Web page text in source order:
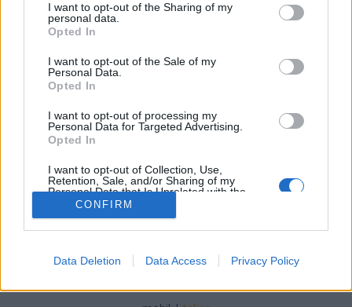
not limited to your visit or usage behaviour. You may click to
grant or deny consent to Google and its third-party tags to
use your data for below specified purposes in below Google
consent section.
I want to opt-out of the Sharing of my
personal data.
Opted In
I want to opt-out of the Sale of my
Personal Data.
Opted In
I want to opt-out of processing my
Personal Data for Targeted Advertising.
Opted In
I want to opt-out of Collection, Use,
Retention, Sale, and/or Sharing of my
Personal Data that Is Unrelated with the
Purposes for which it was collected.
Opted Out
related to advertising like cookies on web or
CONFIRM
Data Deletion Data Access Privacy Policy
Abban a megtiszteltetésben van részünk, hogy
Mikael, a Copenhagenize.com szerkesztője
utánközlési engedélyt adott Dave Horton
szociológus eredetileg nála megjelent
cikksorozatára. Mostantól két hetente olvashatjátok
a "Félelem a kerékpározástól" sorozatot.Dave
Horton…
SÜTI BEÁLLÍTÁSOK MÓDOSÍTÁSA